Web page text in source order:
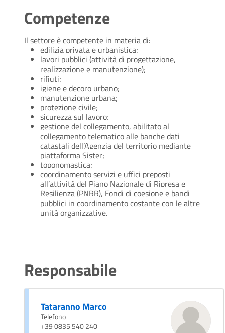
Competenze
Il settore è competente in materia di:
edilizia privata e urbanistica;
lavori pubblici (attività di progettazione,
realizzazione e manutenzione);
rifiuti;
igiene e decoro urbano;
manutenzione urbana;
protezione civile;
sicurezza sul lavoro;
gestione del collegamento, abilitato al
collegamento telematico alle banche dati
catastali dell’Agenzia del territorio mediante
piattaforma Sister;
toponomastica;
coordinamento servizi e uffici preposti
all’attività del Piano Nazionale di Ripresa e
Resilienza (PNRR), Fondi di coesione e bandi
pubblici in coordinamento costante con le altre
unità organizzative.
Responsabile
Tataranno Marco
Telefono
+39 0835 540 240